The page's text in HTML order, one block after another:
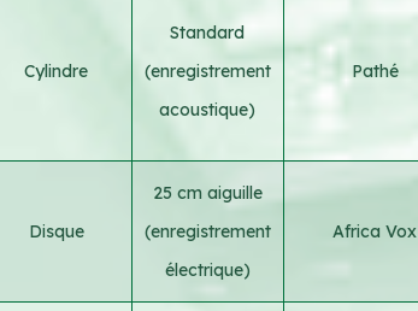
Cylindre
Standard
(enregistrement
acoustique)
Pathé
Disque
25 cm aiguille
(enregistrement
électrique)
Africa Vox